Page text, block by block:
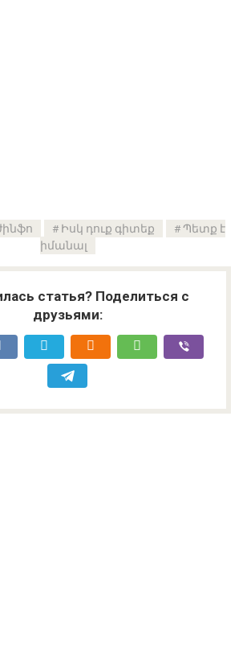
Իսկ դուք գիտեք
Պետք է
իմանալ
статья? Поделиться с
друзьями: